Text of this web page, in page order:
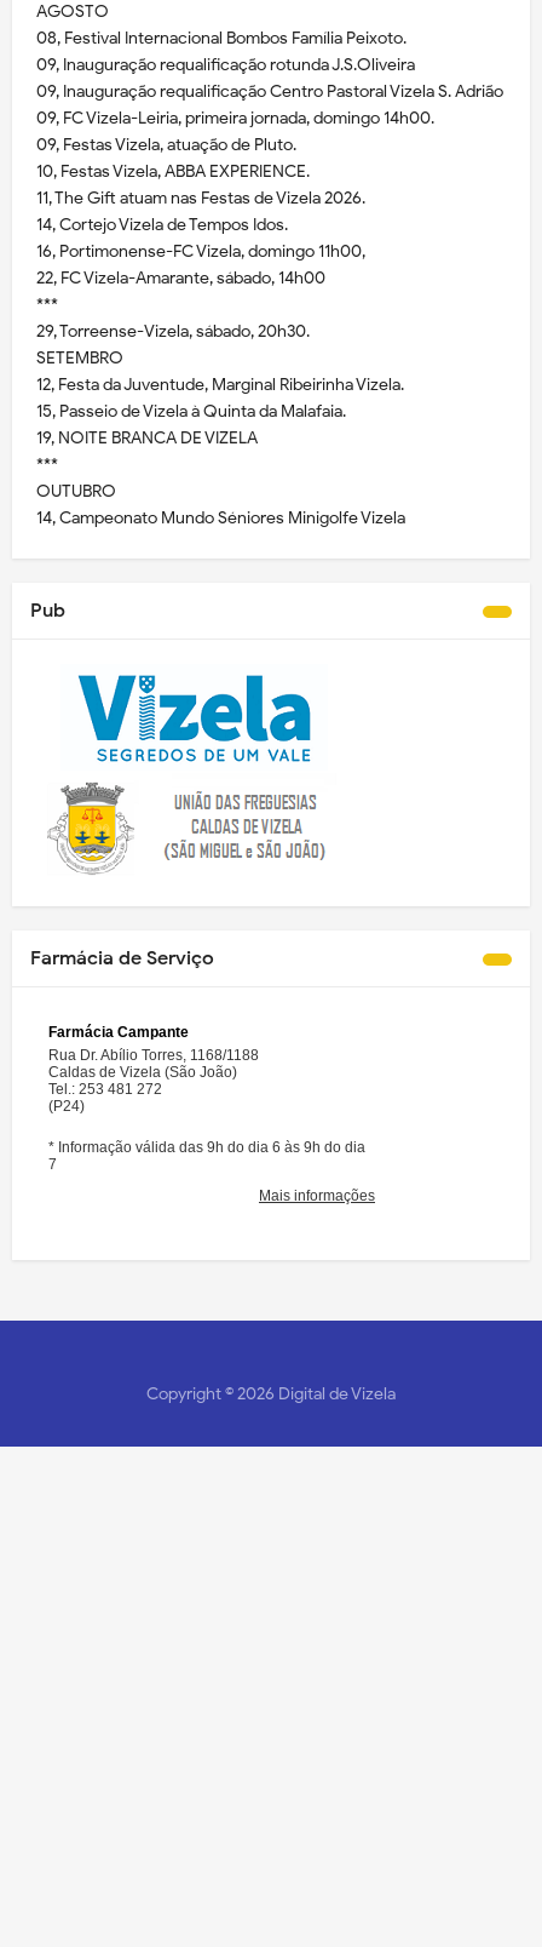
AGOSTO
08, Festival Internacional Bombos Família Peixoto.
09, Inauguração requalificação rotunda J.S.Oliveira
09, Inauguração requalificação Centro Pastoral Vizela S. Adrião
09, FC Vizela-Leiria, primeira jornada, domingo 14h00.
09, Festas Vizela, atuação de Pluto.
10, Festas Vizela, ABBA EXPERIENCE.
11, The Gift atuam nas Festas de Vizela 2026.
14, Cortejo Vizela de Tempos Idos.
16, Portimonense-FC Vizela, domingo 11h00,
22, FC Vizela-Amarante, sábado, 14h00
***
29, Torreense-Vizela, sábado, 20h30.
SETEMBRO
12, Festa da Juventude, Marginal Ribeirinha Vizela.
15, Passeio de Vizela à Quinta da Malafaia.
19, NOITE BRANCA DE VIZELA
***
OUTUBRO
14, Campeonato Mundo Séniores Minigolfe Vizela
Pub
Farmácia de Serviço
Copyright ©2026 Digital de Vizela